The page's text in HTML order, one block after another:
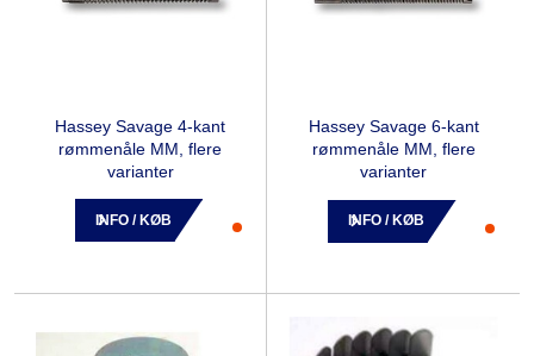
Hassey Savage 4-kant
rømmenåle MM, flere
varianter
INFO / KØB
Hassey Savage 6-kant
rømmenåle MM, flere
varianter
INFO / KØB